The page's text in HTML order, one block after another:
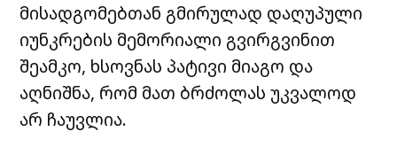
მისადგომებთან გმირულად დაღუპული
იუნკრების მემორიალი გვირგვინით
შეამკო, ხსოვნას პატივი მიაგო და
აღნიშნა, რომ მათ ბრძოლას უკვალოდ
არ ჩაუვლია.